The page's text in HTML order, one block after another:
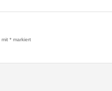
mit * markiert